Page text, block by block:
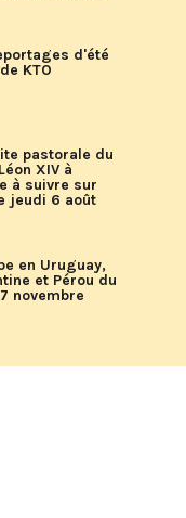
d'été
KTO
pastorale du
XIV à
à suivre sur
jeudi 6 août
en Uruguay,
et Pérou du
novembre